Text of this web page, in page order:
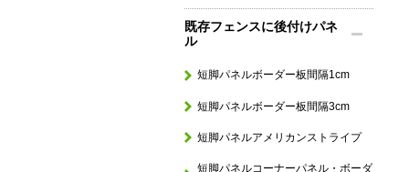
既存フェンスに後付けパネ
ル
短脚パネルボーダー板間隔1cm
短脚パネルボーダー板間隔3cm
短脚パネルアメリカンストライプ
短脚パネルコーナーパネル・ボーダ